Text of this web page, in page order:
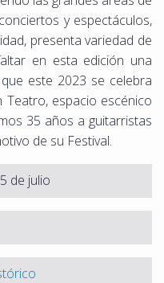
y espectáculos,
presenta variedad de
en esta edición una
este 2023 se celebra
Teatro, espacio escénico
35 años a guitarristas
de su Festival.
de julio